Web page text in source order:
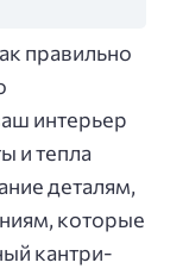
правильно
интерьер
и тепла
деталям,
которые
кантри-